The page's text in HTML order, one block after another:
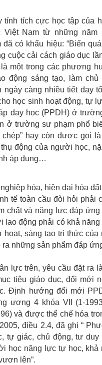
tính tích cực học tập của
Việt Nam từ những
có khẩu hiệu: “Biến
cuộc cải cách giáo dục
một trong các phương
động sáng tạo, làm
ngày càng nhiều tiết dạy
học sinh hoạt động, tự
dạy học (PPDH) ở
ở trường sư phạm phổ
chép” hay còn được gọi
động của người học,
áp dụng…
hóa, hiện đại hóa
tế toàn cầu đòi hỏi phải
chất và năng lực đáp
lao động phải có khả
hoạt, sáng tạo tri thức
ra những sản phẩm đáp
lực trên, yêu cầu đặt ra
tiêu giáo dục, đổi mới
Định hướng đổi mới
ương 4 khóa VII (1-
và được thể chế hóa
điều 2.4, đã ghi “
tự giác, chủ động, tư
học năng lực tự học, khả
lên”.